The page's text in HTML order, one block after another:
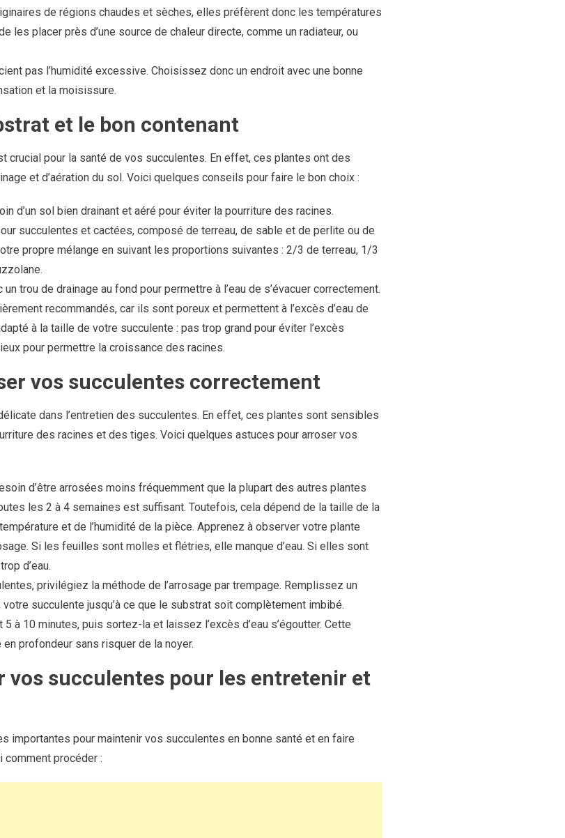
de régions chaudes et sèches, elles préfèrent donc les températures
les placer près d’une source de chaleur directe, comme un radiateur, ou
pas l’humidité excessive. Choisissez donc un endroit avec une bonne
et la moisissure.
et le bon contenant
crucial pour la santé de vos succulentes. En effet, ces plantes ont des
et d’aération du sol. Voici quelques conseils pour faire le bon choix :
d’un sol bien drainant et aéré pour éviter la pourriture des racines.
succulentes et cactées, composé de terreau, de sable et de perlite ou de
propre mélange en suivant les proportions suivantes : 2/3 de terreau, 1/3
trou de drainage au fond pour permettre à l’eau de s’évacuer correctement.
recommandés, car ils sont poreux et permettent à l’excès d’eau de
à la taille de votre succulente : pas trop grand pour éviter l’excès
pour permettre la croissance des racines.
vos succulentes correctement
dans l’entretien des succulentes. En effet, ces plantes sont sensibles
des racines et des tiges. Voici quelques astuces pour arroser vos
d’être arrosées moins fréquemment que la plupart des autres plantes
les 2 à 4 semaines est suffisant. Toutefois, cela dépend de la taille de la
et de l’humidité de la pièce. Apprenez à observer votre plante
Si les feuilles sont molles et flétries, elle manque d’eau. Si elles sont
d’eau.
privilégiez la méthode de l’arrosage par trempage. Remplissez un
succulente jusqu’à ce que le substrat soit complètement imbibé.
à 10 minutes, puis sortez-la et laissez l’excès d’eau s’égoutter. Cette
profondeur sans risquer de la noyer.
vos succulentes pour les entretenir et
importantes pour maintenir vos succulentes en bonne santé et en faire
procéder :